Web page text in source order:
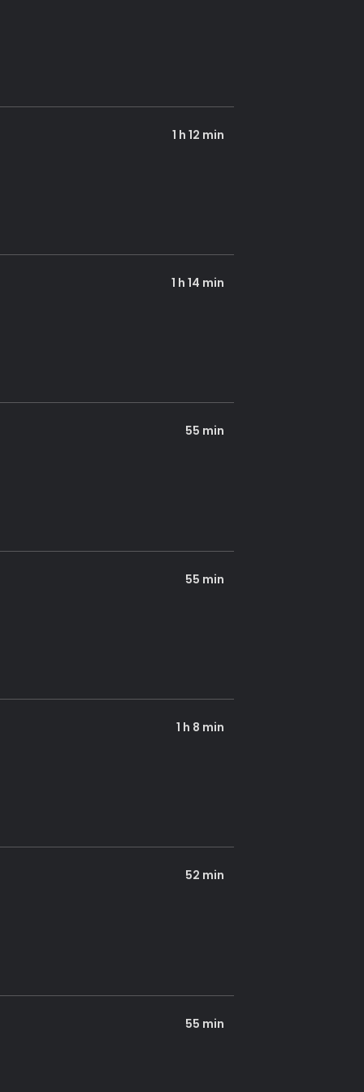
1 h 12 min
1 h 14 min
55 min
55 min
1 h 8 min
52 min
55 min